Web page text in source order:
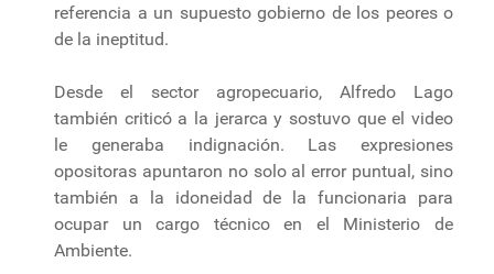
referencia a un supuesto gobierno de los peores o
de la ineptitud.
Desde el sector agropecuario, Alfredo Lago
también criticó a la jerarca y sostuvo que el video
le generaba indignación. Las expresiones
opositoras apuntaron no solo al error puntual, sino
también a la idoneidad de la funcionaria para
ocupar un cargo técnico en el Ministerio de
Ambiente.